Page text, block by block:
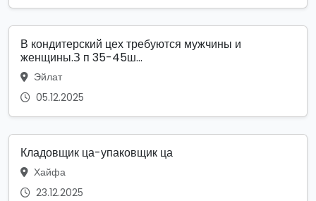
В кондитерский цех требуются мужчины и
женщины.З п 35-45ш...
Эйлат
05.12.2025
Кладовщик ца-упаковщик ца
Хайфа
23.12.2025